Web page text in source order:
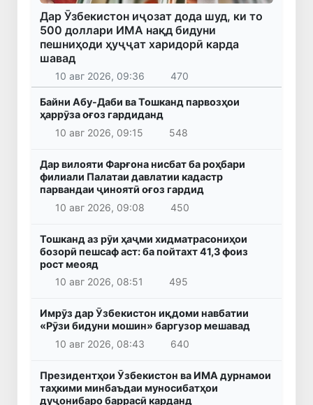
Дар Ӯзбекистон иҷозат дода шуд, ки то
500 доллари ИМА нақд бидуни
пешниҳоди ҳуҷҷат харидорӣ карда
шавад
10 авг 2026, 09:36 470
Байни Абу-Даби ва Тошканд парвозҳои
ҳаррӯза оғоз гардиданд
10 авг 2026, 09:15
548
Дар вилояти Фарғона нисбат ба роҳбари
филиали Палатаи давлатии кадастр
парвандаи ҷиноятӣ оғоз гардид
10 авг 2026, 09:08
450
Тошканд аз рӯи ҳаҷми хидматрасониҳои
бозорӣ пешсаф аст: ба пойтахт 41,3 фоиз
рост меояд
10 авг 2026, 08:51
495
Имрӯз дар Ӯзбекистон иқдоми навбатии
«Рӯзи бидуни мошин» баргузор мешавад
10 авг 2026, 08:43
640
Президентҳои Ӯзбекистон ва ИМА дурнамои
таҳкими минбаъдаи муносибатҳои
дуҷонибаро баррасӣ карданд